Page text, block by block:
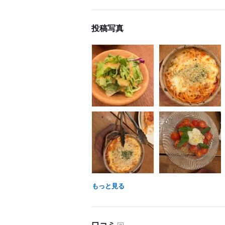
投稿写真
もっと見る